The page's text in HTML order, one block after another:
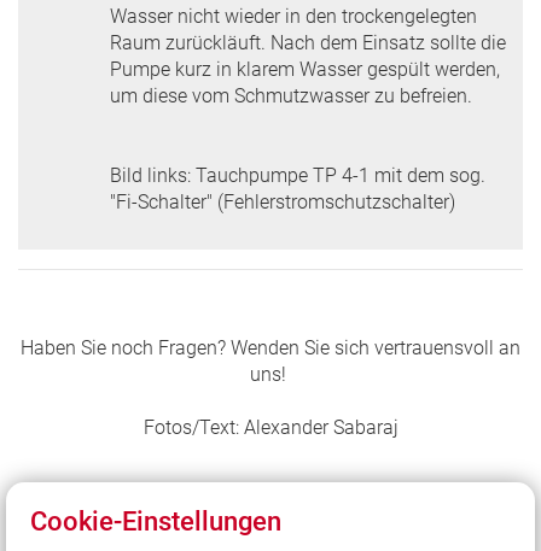
Wasser nicht wieder in den trockengelegten
Raum zurückläuft. Nach dem Einsatz sollte die
Pumpe kurz in klarem Wasser gespült werden,
um diese vom Schmutzwasser zu befreien.
Bild links: Tauchpumpe TP 4-1 mit dem sog.
"Fi-Schalter" (Fehlerstromschutzschalter)
Haben Sie noch Fragen? Wenden Sie sich vertrauensvoll an
uns!
Fotos/Text: Alexander Sabaraj
Cookie-Einstellungen